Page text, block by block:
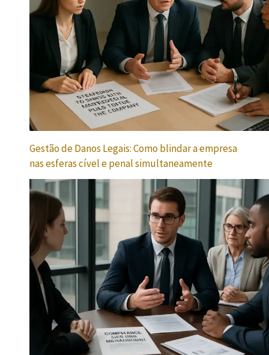
Gestão de Danos Legais: Como blindar a empresa
nas esferas cível e penal simultaneamente